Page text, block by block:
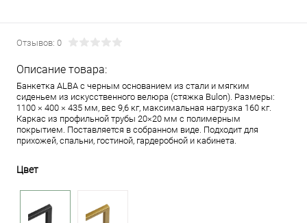
Отзывов: 0
Описание товара:
Банкетка ALBA с черным основанием из стали и мягким
сиденьем из искусственного велюра (стяжка Bulon). Размеры:
1100 × 400 × 435 мм, вес 9,6 кг, максимальная нагрузка 160 кг.
Каркас из профильной трубы 20×20 мм с полимерным
покрытием. Поставляется в собранном виде. Подходит для
прихожей, спальни, гостиной, гардеробной и кабинета.
Цвет